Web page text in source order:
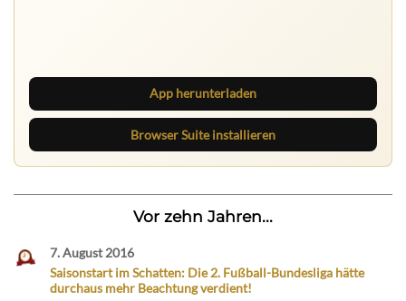
App herunterladen
Browser Suite installieren
Vor zehn Jahren...
7. August 2016
Saisonstart im Schatten: Die 2. Fußball-Bundesliga hätte
durchaus mehr Beachtung verdient!